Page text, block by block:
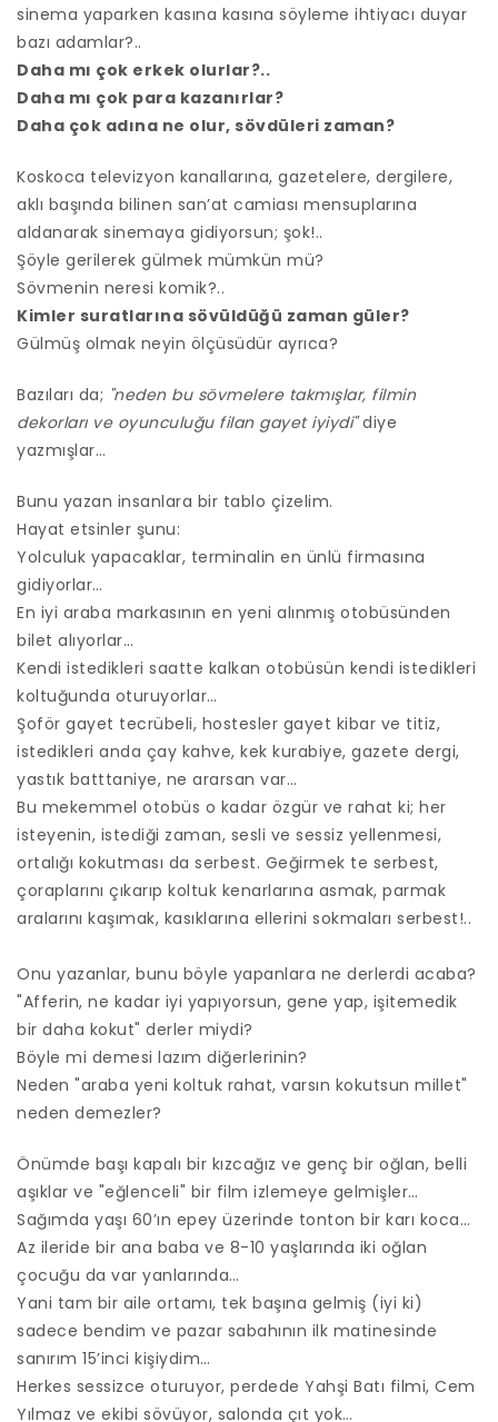
sinema yaparken kasına kasına söyleme ihtiyacı duyar
bazı adamlar?..
Daha mı çok erkek olurlar?..
Daha mı çok para kazanırlar?
Daha çok adına ne olur, sövdüleri zaman?
Koskoca televizyon kanallarına, gazetelere, dergilere,
aklı başında bilinen san’at camiası mensuplarına
aldanarak sinemaya gidiyorsun; şok!..
Şöyle gerilerek gülmek mümkün mü?
Sövmenin neresi komik?..
Kimler suratlarına sövüldüğü zaman güler?
Gülmüş olmak neyin ölçüsüdür ayrıca?
Bazıları da; "neden bu sövmelere takmışlar, filmin
dekorları ve oyunculuğu filan gayet iyiydi"diye
yazmışlar…
Bunu yazan insanlara bir tablo çizelim.
Hayat etsinler şunu:
Yolculuk yapacaklar, terminalin en ünlü firmasına
gidiyorlar…
En iyi araba markasının en yeni alınmış otobüsünden
bilet alıyorlar…
Kendi istedikleri saatte kalkan otobüsün kendi istedikleri
koltuğunda oturuyorlar…
Şoför gayet tecrübeli, hostesler gayet kibar ve titiz,
istedikleri anda çay kahve, kek kurabiye, gazete dergi,
yastık batttaniye, ne ararsan var…
Bu mekemmel otobüs o kadar özgür ve rahat ki; her
isteyenin, istediği zaman, sesli ve sessiz yellenmesi,
ortalığı kokutması da serbest. Geğirmek te serbest,
çoraplarını çıkarıp koltuk kenarlarına asmak, parmak
aralarını kaşımak, kasıklarına ellerini sokmaları serbest!..
Onu yazanlar, bunu böyle yapanlara ne derlerdi acaba?
"Afferin, ne kadar iyi yapıyorsun, gene yap, işitemedik
bir daha kokut" derler miydi?
Böyle mi demesi lazım diğerlerinin?
Neden "araba yeni koltuk rahat, varsın kokutsun millet"
neden demezler?
Önümde başı kapalı bir kızcağız ve genç bir oğlan, belli
aşıklar ve "eğlenceli" bir film izlemeye gelmişler…
Sağımda yaşı 60’ın epey üzerinde tonton bir karı koca…
Az ileride bir ana baba ve 8-10 yaşlarında iki oğlan
çocuğu da var yanlarında…
Yani tam bir aile ortamı, tek başına gelmiş (iyi ki)
sadece bendim ve pazar sabahının ilk matinesinde
sanırım 15’inci kişiydim…
Herkes sessizce oturuyor, perdede Yahşi Batı filmi, Cem
Yılmaz ve ekibi sövüyor, salonda çıt yok…